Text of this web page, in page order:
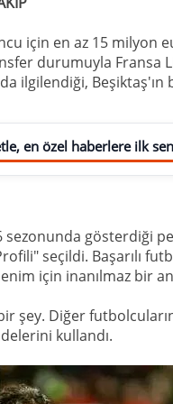
için en az 15 milyon
durumuyla Fransa
ilgilendiği, Beşiktaş'ın
en özel haberlere ilk
sezonunda gösterdiği
seçildi. Başarılı
için inanılmaz bir
şey. Diğer
kullandı.